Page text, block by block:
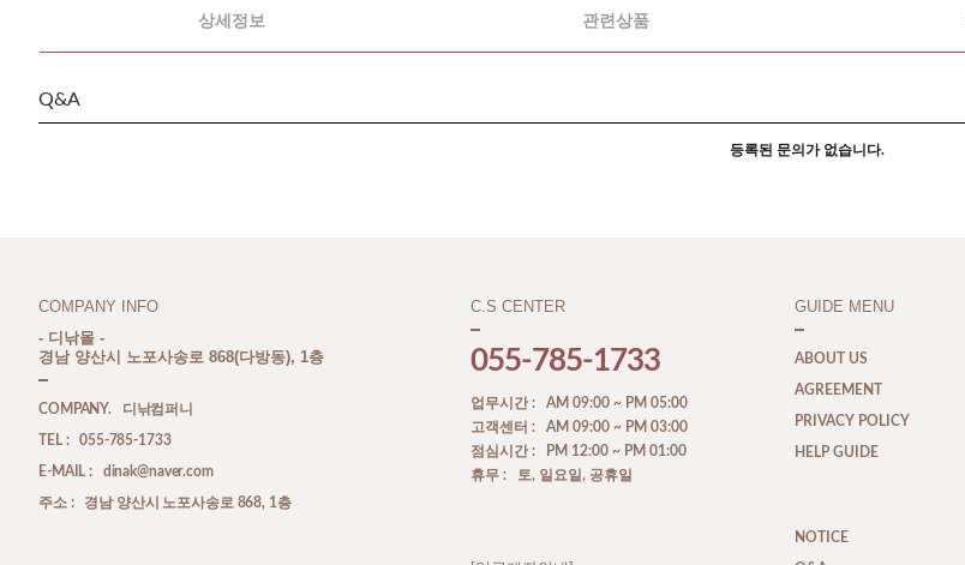
상세정보 관련상품
Q&A
등록된 문의가 없습니다.
COMPANY INFO
- 디낚몰 -
경남 양산시 노포사송로 868(다방동), 1층
COMPANY. 디낚컴퍼니
TEL : 055-785-1733
E-MAIL : dinak@naver.com
주소 : 경남 양산시 노포사송로 868, 1층
C.S CENTER
055-785-1733
업무시간 : AM 09:00 ~ PM 05:00
고객센터 : AM 09:00 ~ PM 03:00
점심시간 : PM 12:00 ~ PM 01:00
휴무 : 토, 일요일, 공휴일
GUIDE MENU
ABOUT US
AGREEMENT
PRIVACY POLICY
HELP GUIDE
NOTICE